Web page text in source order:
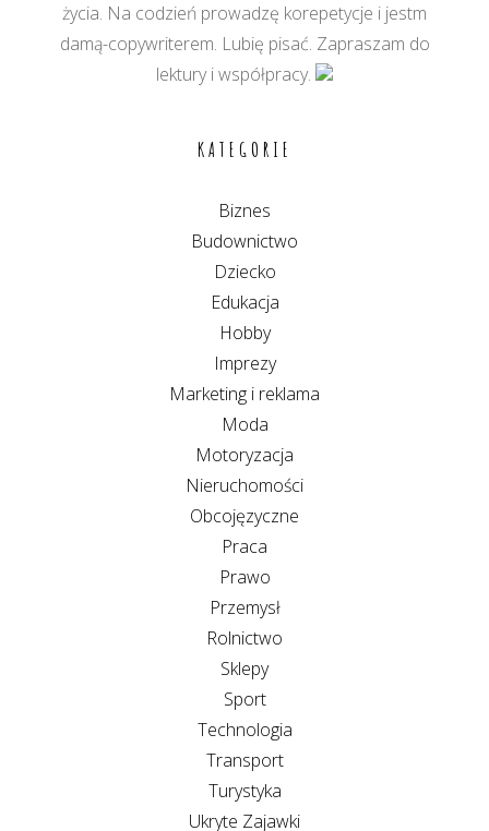
życia. Na codzień prowadzę korepetycje i jestm
damą-copywriterem. Lubię pisać. Zapraszam do
lektury i współpracy.
KATEGORIE
Biznes
Budownictwo
Dziecko
Edukacja
Hobby
Imprezy
Marketing i reklama
Moda
Motoryzacja
Nieruchomości
Obcojęzyczne
Praca
Prawo
Przemysł
Rolnictwo
Sklepy
Sport
Technologia
Transport
Turystyka
Ukryte Zajawki